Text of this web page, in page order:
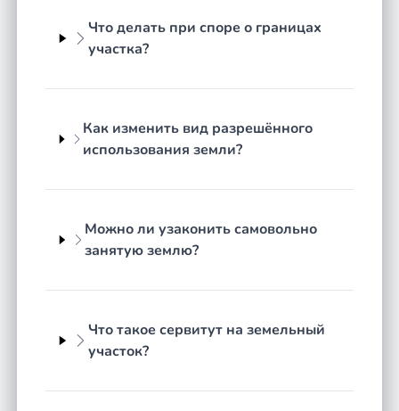
оформление и приватизация земельных
участков, перевод земли в собственность;
кадастровый учёт и исправление
земельные споры о границах, наложении
участков и установлении сервитута;
изменение вида разрешённого
споры с администрацией, обжалование
отказов в предоставлении или выкупе
и построек на участке.
Кроме того, юрист помогает в вопросах аренды
Что делать при споре о границах
участка?
Как изменить вид разрешённого
использования земли?
Можно ли узаконить самовольно
занятую землю?
Что такое сервитут на земельный
участок?